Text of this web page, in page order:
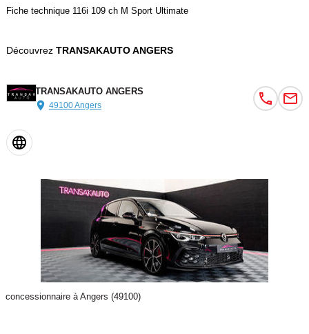
Fiche technique 116i 109 ch M Sport Ultimate
Découvrez TRANSAKAUTO ANGERS
TRANSAKAUTO ANGERS
49100 Angers
concessionnaire à Angers (49100)